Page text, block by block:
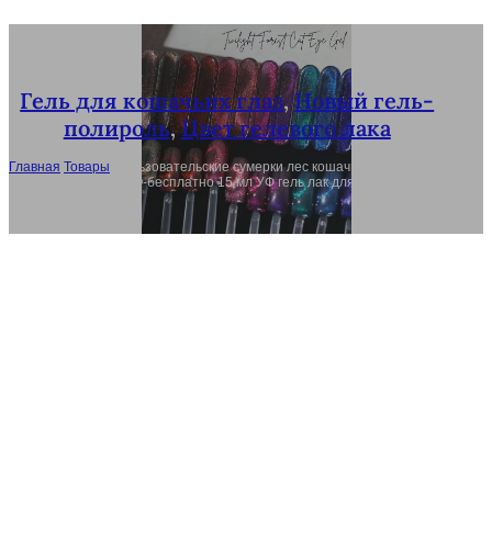
Гель для кошачьих глаз,Новый гель-
полироль,Цвет гелевого лака
Главная Товары
Пользовательские сумерки лес кошачий глаз гель
завод, 12 цветов TPO-бесплатно 15 мл УФ гель лак для ногтей